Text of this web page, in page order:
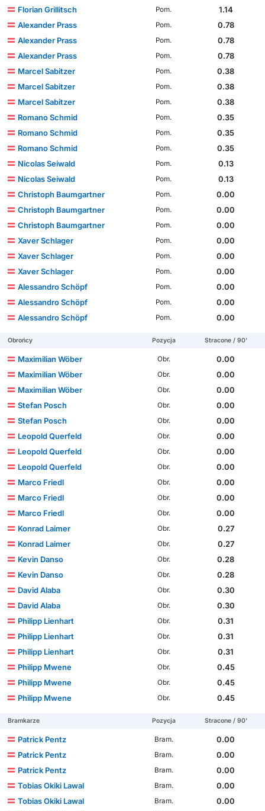
Florian Grillitsch Pom.
1.14
Alexander Prass
Pom.
0.78
Alexander Prass
Pom.
0.78
Alexander Prass
Pom.
0.78
Marcel Sabitzer
Pom.
0.38
Marcel Sabitzer
Pom.
0.38
Marcel Sabitzer
Pom.
0.38
Romano Schmid
Pom.
0.35
Romano Schmid
Pom.
0.35
Romano Schmid
Pom.
0.35
Nicolas Seiwald
Pom.
0.13
Nicolas Seiwald
Pom.
0.13
Christoph Baumgartner
Pom.
0.00
Christoph Baumgartner
Pom.
0.00
Christoph Baumgartner
Pom.
0.00
Xaver Schlager
Pom.
0.00
Xaver Schlager
Pom.
0.00
Xaver Schlager
Pom.
0.00
Alessandro Schöpf
Pom.
0.00
Alessandro Schöpf
Pom.
0.00
Alessandro Schöpf
Pom. 0.00
Obrońcy Pozycja Stracone / 90'
Maximilian Wöber Obr.
0.00
Maximilian Wöber
Obr.
0.00
Maximilian Wöber
Obr.
0.00
Stefan Posch
Obr.
0.00
Stefan Posch
Obr.
0.00
Leopold Querfeld
Obr.
0.00
Leopold Querfeld
Obr.
0.00
Leopold Querfeld
Obr.
0.00
Marco Friedl
Obr.
0.00
Marco Friedl
Obr.
0.00
Marco Friedl
Obr.
0.00
Konrad Laimer
Obr.
0.27
Konrad Laimer
Obr.
0.27
Kevin Danso
Obr.
0.28
Kevin Danso
Obr.
0.28
David Alaba
Obr.
0.30
David Alaba
Obr.
0.30
Philipp Lienhart
Obr.
0.31
Philipp Lienhart
Obr.
0.31
Philipp Lienhart
Obr.
0.31
Philipp Mwene
Obr.
0.45
Philipp Mwene
Obr.
0.45
Philipp Mwene
Obr. 0.45
Bramkarze Pozycja Stracone / 90'
Patrick Pentz Bram.
0.00
Patrick Pentz
Bram.
0.00
Patrick Pentz
Bram.
0.00
Tobias Okiki Lawal
Bram.
0.00
Tobias Okiki Lawal
Bram.
0.00